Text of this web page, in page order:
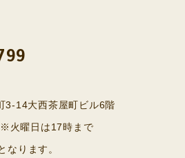
3-14大西茶屋町ビル6階
火曜日は17時まで
ります。